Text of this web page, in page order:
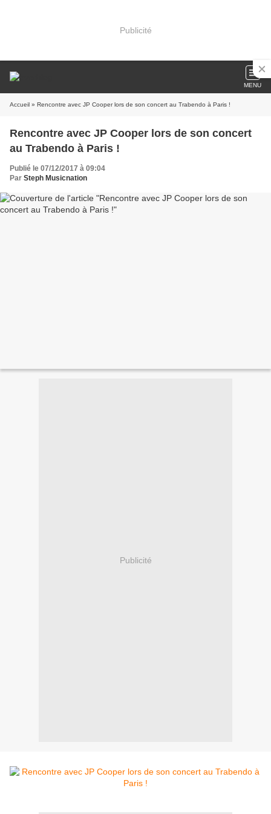
Publicité
MENU
Accueil » Rencontre avec JP Cooper lors de son concert au Trabendo à Paris !
Rencontre avec JP Cooper lors de son concert
au Trabendo à Paris !
Publié le 07/12/2017 à 09:04
Par Steph Musicnation
Publicité